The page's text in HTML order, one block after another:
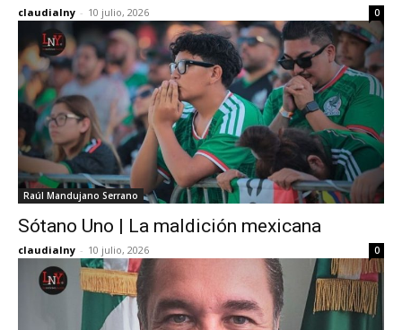
claudialny - 10 julio, 2026 0
Raúl Mandujano Serrano
Sótano Uno | La maldición mexicana
claudialny - 10 julio, 2026 0